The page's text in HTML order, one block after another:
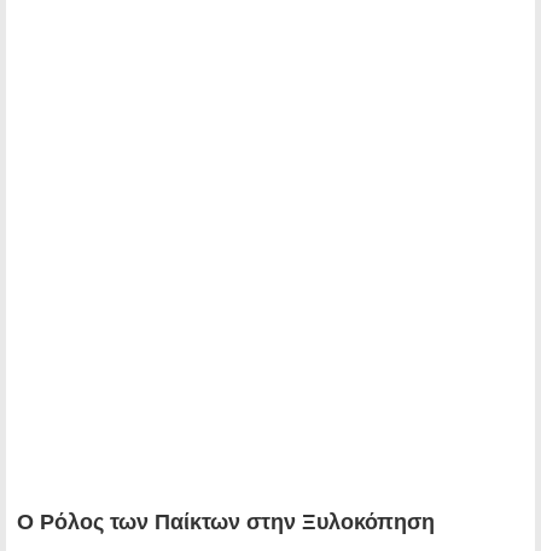
Ο Ρόλος των Παίκτων στην Ξυλοκόπηση